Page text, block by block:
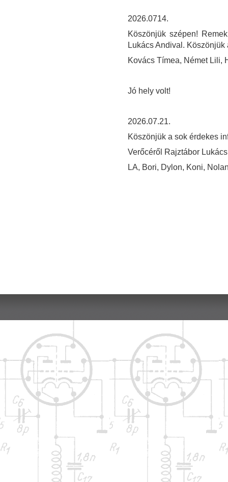
2026.0714.
Köszönjük szépen!
Lukács Andival. Köszönjük
Kovács Tímea, Német Lili,
Jó hely volt!
2026.07.21.
Köszönjük a sok érdekes
Verőcéről Rajztábor
LA, Bori, Dylon, Koni,